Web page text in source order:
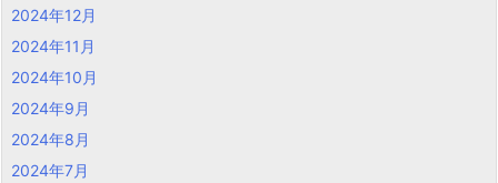
2024年12月
2024年11月
2024年10月
2024年9月
2024年8月
2024年7月